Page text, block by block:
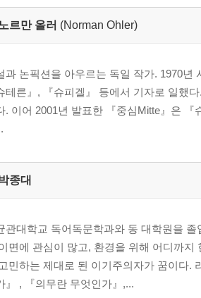
노르만 올러 (Norman Ohler)
과 논픽션을 아우르는 독일 작가. 1970
테른』, 『슈피겔』 등에서 기자로 일했
. 이어 2001년 발표한 『중심Mitte』은
종대
관대학교 독어독문학과와 동 대학원을
면에 관심이 많고, 환경을 위해 어디까
민하는 제대로 된 이기주의자가 꿈이다.
』 , 『의무란 무엇인가』,...